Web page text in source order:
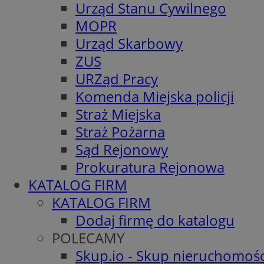
Urząd Stanu Cywilnego
MOPR
Urząd Skarbowy
ZUS
URZąd Pracy
Komenda Miejska policji
Straż Miejska
Straż Pożarna
Sąd Rejonowy
Prokuratura Rejonowa
KATALOG FIRM
KATALOG FIRM
Dodaj firmę do katalogu
POLECAMY
Skup.io - Skup